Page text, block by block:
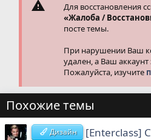
Для восстановления
«Жалоба /
посте темы.
При нарушении Ваш
удален, а Ваш
Пожалуйста, изучите
Похожие темы
Дизайн
[Enterclass]